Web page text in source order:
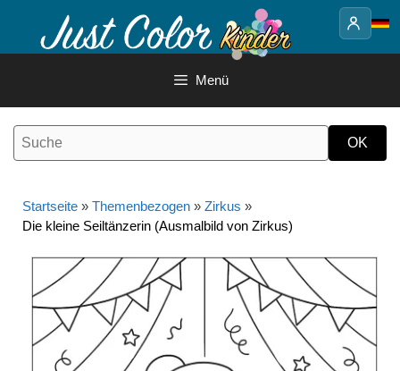
Inhalt
Menü
Startseite » Themenbezogen » Zirkus »
Die kleine Seiltänzerin (Ausmalbild von Zirkus)